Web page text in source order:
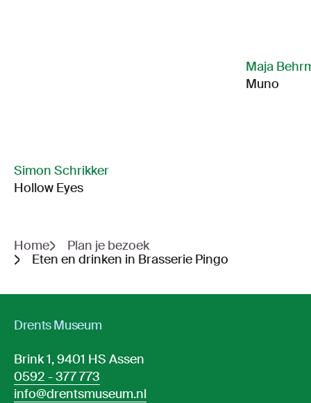
Simon Schrikker
Hollow Eyes
Maja
Muno
Home
Plan je bezoek
Eten en drinken in Brasserie Pingo
Drents Museum
Brink 1, 9401 HS Assen
0592 - 377 773
info@drentsmuseum.nl